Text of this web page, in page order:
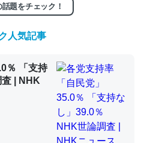
前の伏線」は回収されないけ
分量。進化すればするほど分
考察（１） - conceptualization
題をチェック！
人気記事
％ 「支持
| NHK